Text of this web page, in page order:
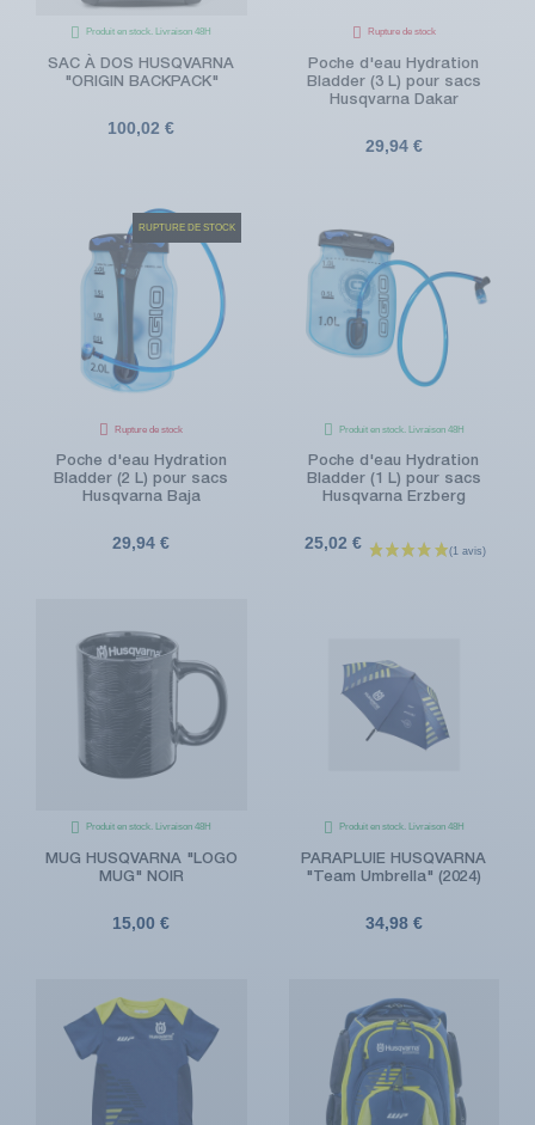
Produit en stock. Livraison 48H
SAC À DOS HUSQVARNA
"ORIGIN BACKPACK"
100,02 €
Rupture de stock
Poche d'eau Hydration
Bladder (3 L) pour sacs
Husqvarna Dakar
29,94 €
RUPTURE DE STOCK
Rupture de stock
Poche d'eau Hydration
Bladder (2 L) pour sacs
Husqvarna Baja
29,94 €
Produit en stock. Livraison 48H
Poche d'eau Hydration
Bladder (1 L) pour sacs
Husqvarna Erzberg
25,02 €
Produit en stock. Livraison 48H
MUG HUSQVARNA "LOGO
MUG" NOIR
15,00 €
Produit en stock. Livraison 48H
PARAPLUIE HUSQVARNA
"Team Umbrella" (2024)
34,98 €